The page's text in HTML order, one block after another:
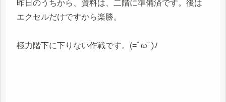
昨日のうちから、資料は、二階に準備済です。後は
エクセルだけですから楽勝。
極力階下に下りない作戦です。(=ﾟωﾟ)ﾉ